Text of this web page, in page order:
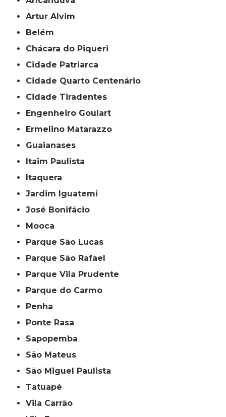
Artur Alvim
Belém
Chácara do Piqueri
Cidade Patriarca
Cidade Quarto Centenário
Cidade Tiradentes
Engenheiro Goulart
Ermelino Matarazzo
Guaianases
Itaim Paulista
Itaquera
Jardim Iguatemi
José Bonifácio
Mooca
Parque São Lucas
Parque São Rafael
Parque Vila Prudente
Parque do Carmo
Penha
Ponte Rasa
Sapopemba
São Mateus
São Miguel Paulista
Tatuapé
Vila Carrão